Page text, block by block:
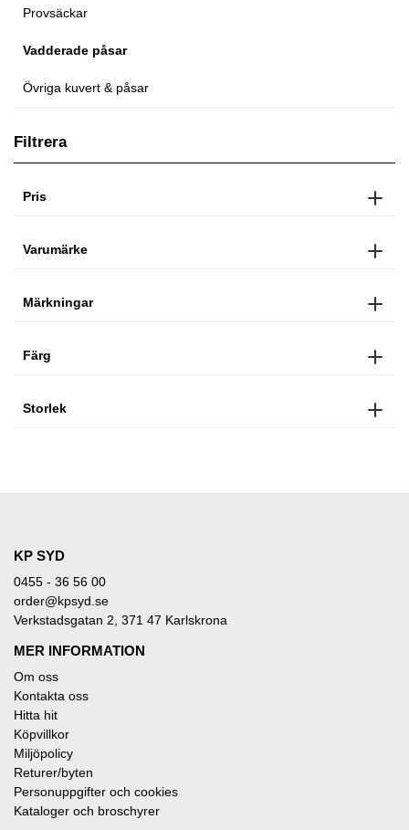
Provsäckar
Vadderade påsar
Övriga kuvert & påsar
Filtrera
Pris
Varumärke
Märkningar
Färg
Storlek
KP SYD
0455 - 36 56 00
order@kpsyd.se
Verkstadsgatan 2, 371 47 Karlskrona
MER INFORMATION
Om oss
Kontakta oss
Hitta hit
Köpvillkor
Miljöpolicy
Returer/byten
Personuppgifter och cookies
Kataloger och broschyrer